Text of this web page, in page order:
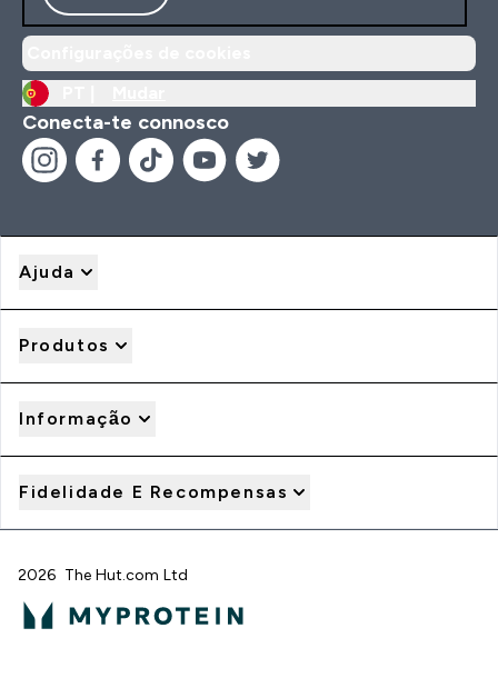
Conecta-te connosco
Ajuda
Produtos
Informação
Fidelidade E Recompensas
2026 The Hut.com Ltd